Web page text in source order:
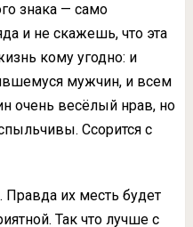
знака — само
и не скажешь, что эта
кому угодно: и
мужчин, и всем
очень весёлый нрав, но
Ссорится с
их месть будет
Так что лучше с